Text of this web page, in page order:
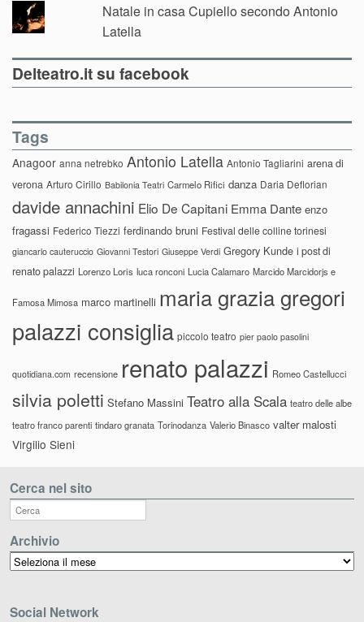
Natale in casa Cupiello secondo Antonio
Latella
Delteatro.it su facebook
Tags
Anagoor anna netrebko Antonio Latella Antonio Tagliarini arena di
verona Arturo Cirillo Babilonia Teatri Carmelo Rifici danza Daria Deflorian
davide annachini Elio De Capitani Emma Dante enzo
fragassi Federico Tiezzi ferdinando bruni Festival delle colline torinesi
giancarlo cauteruccio Giovanni Testori Giuseppe Verdi Gregory Kunde i post di
renato palazzi Lorenzo Loris luca ronconi Lucia Calamaro Marcido Marcidorjs e
Famosa Mimosa marco martinelli maria grazia gregori
palazzi consiglia piccolo teatro pier paolo pasolini
quotidiana.com recensione renato palazzi Romeo Castellucci
silvia poletti Stefano Massini Teatro alla Scala teatro delle albe
teatro franco parenti tindaro granata Torinodanza Valerio Binasco valter malosti
Virgilio Sieni
Cerca nel sito
Archivio
Archivio
Social Network